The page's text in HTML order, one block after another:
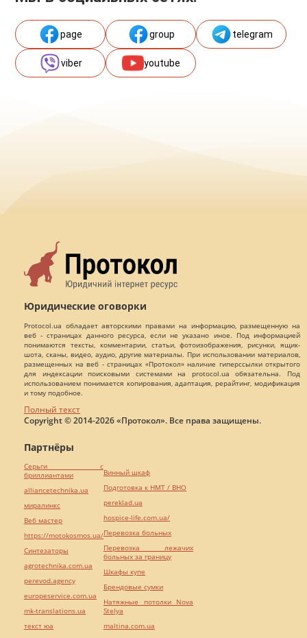
page group telegram
viber youtube
Юридические оговорки
Protocol.ua обладает авторскими правами на информацию, размещенную на
веб - страницах данного ресурса, если не указано иное. Под информацией
понимаются тексты, комментарии, статьи, фотоизображения, рисунки, ящик-
шота, сканы, видео, аудио, другие материалы. При использовании материалов,
размещенных на веб - страницах «Протокол» наличие гиперссылки открытого
для индексации поисковыми системами на protocol.ua обязательна. Под
использованием понимается копирования, адаптация, рерайтинг, модификация
и тому подобное.
Полный текст
Copyright © 2014-2026 «Протокол». Все права защищены.
Партнёры
Серьги с
бриллиантами
alliancetechnika.ua
миралинкс
Веб мастер
https://motokosmos.ua/
Синтезаторы
agrotechnika.com.ua
perevod.agency
europeservice.com.ua
mk-translations.ua
текст юа
Винный шкаф
Подготовка к НМТ / ВНО
pereklad.ua
hospice-life.com.ua/
Перевозка больных
Перевозка лежачих
больных за границу
Шкафы купе
Брендовые сумки
Натяжные потолки Nova
Stelya
maltina.com.ua